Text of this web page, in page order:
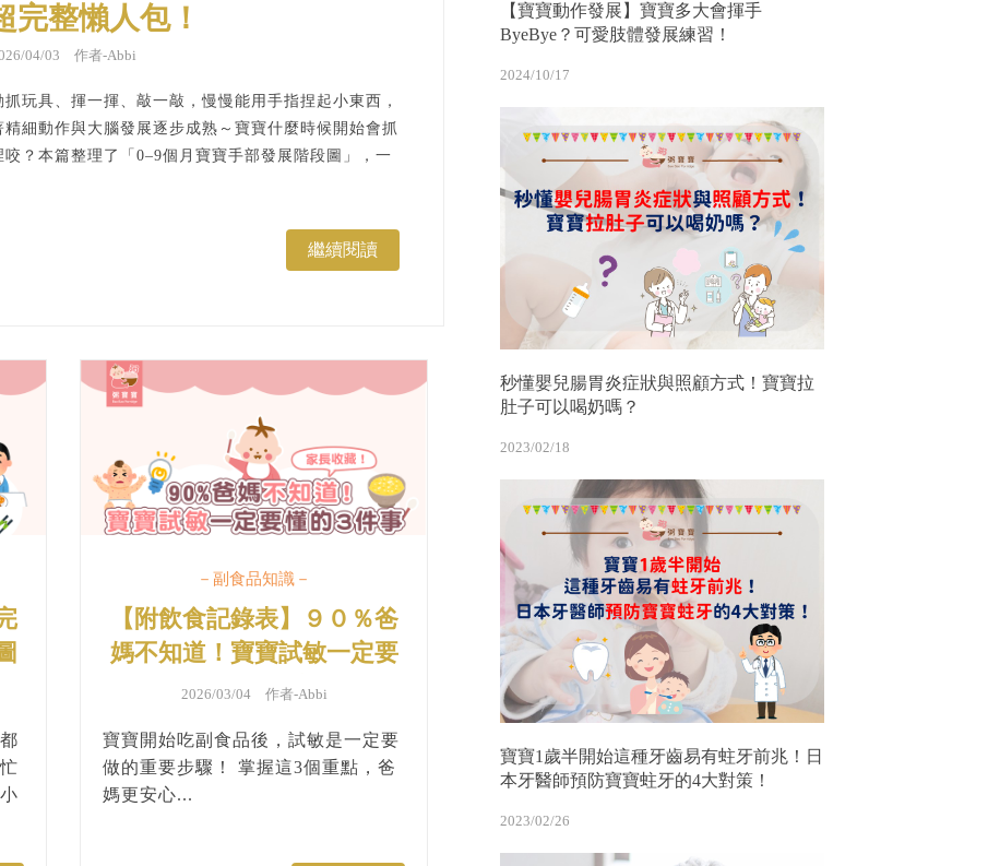
完整懶人包！
04/03 作者-Abbi
玩具、揮一揮、敲一敲，慢慢能用手指捏起小東西，
細動作與大腦發展逐步成熟～寶寶什麼時候開始會抓
？本篇整理了「0–9個月寶寶手部發展階段圖」，一
繼續閱讀
－副食品知識－
【附飲食記錄表】９０％爸
媽不知道！寶寶試敏一定要
懂的３件事
2026/03/04 作者-Abbi
寶寶開始吃副食品後，試敏是一定要
做的重要步驟！ 掌握這3個重點，爸
媽更安心...
【寶寶動作發展】寶寶多大會揮手
ByeBye？可愛肢體發展練習！
2024/10/17
秒懂嬰兒腸胃炎症狀與照顧方式！寶寶拉
肚子可以喝奶嗎？
2023/02/18
寶寶1歲半開始這種牙齒易有蛀牙前兆！日
本牙醫師預防寶寶蛀牙的4大對策！
2023/02/26